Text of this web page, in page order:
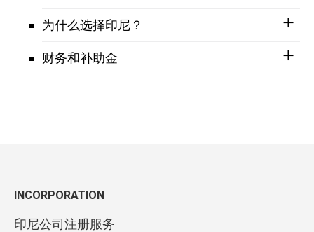
为什么选择印尼？
财务和补助金
INCORPORATION
印尼公司注册服务